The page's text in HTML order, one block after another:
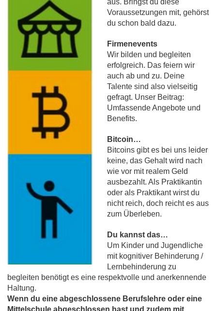
aus. Bringst du diese
Voraussetzungen mit, gehörst
du schon bald dazu.
Firmenevents
Wir bilden und begleiten
erfolgreich. Das feiern wir
auch ab und zu. Deine
Talente sind also vielseitig
gefragt. Unser Beitrag:
Umfassende Angebote und
Benefits.
Bitcoin…
Bitcoins gibt es bei uns leider
keine, das Gehalt wird nach
wie vor mit realem Geld
ausbezahlt. Als Praktikantin
oder als Praktikant wirst du
nicht reich, doch reicht es aus
zum Überleben.
Du kannst das…
Um Kinder und Jugendliche
mit kognitiver Behinderung /
Lernbehinderung zu
begleiten benötigt es eine respektvolle und anerkennende
Haltung.
Wenn du eine abgeschlossene Berufslehre oder eine